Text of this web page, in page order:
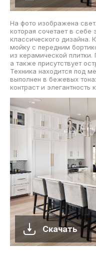
На фото изображена
которая сочетает в
классического дизайна.
мойку с передним
из керамической плитки.
а также присутствует
Техника находится под
выполнен в бежевых
контраст и элегантность
Скачать